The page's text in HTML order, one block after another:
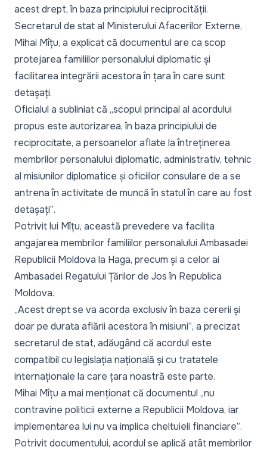
acest drept, în baza principiului reciprocității.
Secretarul de stat al Ministerului Afacerilor Externe,
Mihai Mîțu, a explicat că documentul are ca scop
protejarea familiilor personalului diplomatic și
facilitarea integrării acestora în țara în care sunt
detașați.
Oficialul a subliniat că „scopul principal al acordului
propus este autorizarea, în baza principiului de
reciprocitate, a persoanelor aflate la întreținerea
membrilor personalului diplomatic, administrativ, tehnic
al misiunilor diplomatice și oficiilor consulare de a se
antrena în activitate de muncă în statul în care au fost
detașați”.
Potrivit lui Mîțu, această prevedere va facilita
angajarea membrilor familiilor personalului Ambasadei
Republicii Moldova la Haga, precum și a celor ai
Ambasadei Regatului Țărilor de Jos în Republica
Moldova.
„Acest drept se va acorda exclusiv în baza cererii și
doar pe durata aflării acestora în misiuni”, a precizat
secretarul de stat, adăugând că acordul este
compatibil cu legislația națională și cu tratatele
internaționale la care țara noastră este parte.
Mihai Mîțu a mai menționat că documentul „nu
contravine politicii externe a Republicii Moldova, iar
implementarea lui nu va implica cheltuieli financiare”.
Potrivit documentului, acordul se aplică atât membrilor